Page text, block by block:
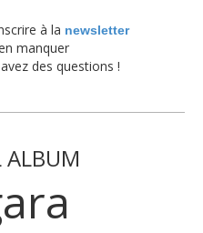
à la newsletter
manquer
des questions !
ALBUM